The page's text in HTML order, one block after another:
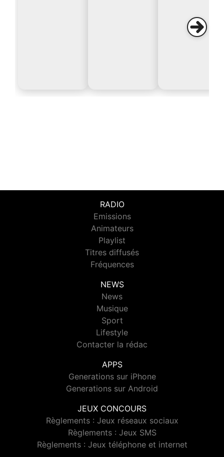
RADIO
Emissions
Animateurs
Playlist
Titres diffusés
Fréquences
NEWS
News
Musique
Sport
Lifestyle
Contacter la rédac
APPS
Generations sur iPhone
Generations sur Android
JEUX CONCOURS
Règlements : Jeux réseaux sociaux
Règlements : Jeux SMS
Règlements : Jeux téléphone et internet